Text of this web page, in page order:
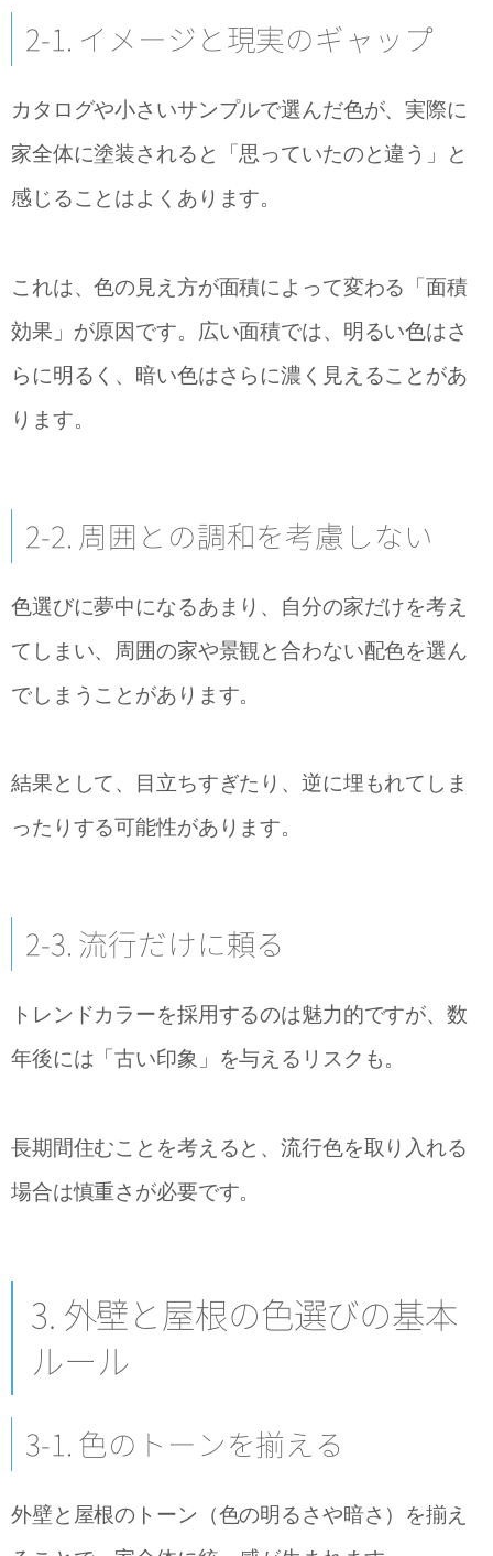
2-1. イメージと現実のギャップ
カタログや小さいサンプルで選んだ色が、実際に
家全体に塗装されると「思っていたのと違う」と
感じることはよくあります。
これは、色の見え方が面積によって変わる「面積
効果」が原因です。広い面積では、明るい色はさ
らに明るく、暗い色はさらに濃く見えることがあ
ります。
2-2. 周囲との調和を考慮しない
色選びに夢中になるあまり、自分の家だけを考え
てしまい、周囲の家や景観と合わない配色を選ん
でしまうことがあります。
結果として、目立ちすぎたり、逆に埋もれてしま
ったりする可能性があります。
2-3. 流行だけに頼る
トレンドカラーを採用するのは魅力的ですが、数
年後には「古い印象」を与えるリスクも。
長期間住むことを考えると、流行色を取り入れる
場合は慎重さが必要です。
3. 外壁と屋根の色選びの基本
ルール
3-1. 色のトーンを揃える
外壁と屋根のトーン（色の明るさや暗さ）を揃え